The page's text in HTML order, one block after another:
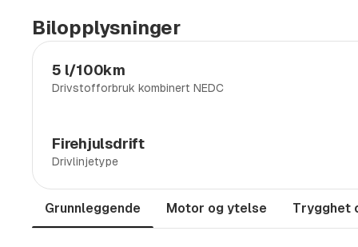
Utstyr verdt å fremheve:
Matrix LED hovedlys
KESSY full nøkkelfri adgang og start/stopp
Parkeringsvarmer, fjernbetjent
Bilopplysninger
Drivstofforbruk kombinert NEDC
5 l/100km
Drivlinjetype
Firehjulsdrift
Grunnleggende Motor og ytelse Trygghet